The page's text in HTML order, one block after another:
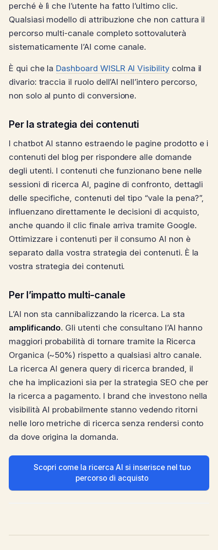
perché è lì che l’utente ha fatto l’ultimo clic.
Qualsiasi modello di attribuzione che non cattura il
percorso multi-canale completo sottovaluterà
sistematicamente l’AI come canale.
È qui che la Dashboard WISLR AI Visibilitycolma il
divario: traccia il ruolo dell’AI nell’intero percorso,
non solo al punto di conversione.
Per la strategia dei contenuti
I chatbot AI stanno estraendo le pagine prodotto e i
contenuti del blog per rispondere alle domande
degli utenti. I contenuti che funzionano bene nelle
sessioni di ricerca AI, pagine di confronto, dettagli
delle specifiche, contenuti del tipo “vale la pena?”,
influenzano direttamente le decisioni di acquisto,
anche quando il clic finale arriva tramite Google.
Ottimizzare i contenuti per il consumo AI non è
separato dalla vostra strategia dei contenuti. È la
vostra strategia dei contenuti.
Per l’impatto multi-canale
L’AI non sta cannibalizzando la ricerca. La sta
amplificando. Gli utenti che consultano l’AI hanno
maggiori probabilità di tornare tramite la Ricerca
Organica (~50%) rispetto a qualsiasi altro canale.
La ricerca AI genera query di ricerca branded, il
che ha implicazioni sia per la strategia SEO che per
la ricerca a pagamento. I brand che investono nella
visibilità AI probabilmente stanno vedendo ritorni
nelle loro metriche di ricerca senza rendersi conto
da dove origina la domanda.
Scopri come la ricerca AI si inserisce nel tuo
percorso di acquisto